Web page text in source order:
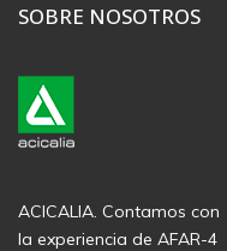
SOBRE NOSOTROS
ACICALIA. Contamos con
la experiencia de AFAR-4